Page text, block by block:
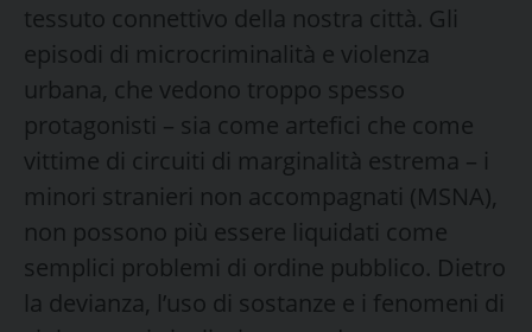
tessuto connettivo della nostra città. Gli
episodi di microcriminalità e violenza
urbana, che vedono troppo spesso
protagonisti – sia come artefici che come
vittime di circuiti di marginalità estrema – i
minori stranieri non accompagnati (MSNA),
non possono più essere liquidati come
semplici problemi di ordine pubblico. Dietro
la devianza, l’uso di sostanze e i fenomeni di